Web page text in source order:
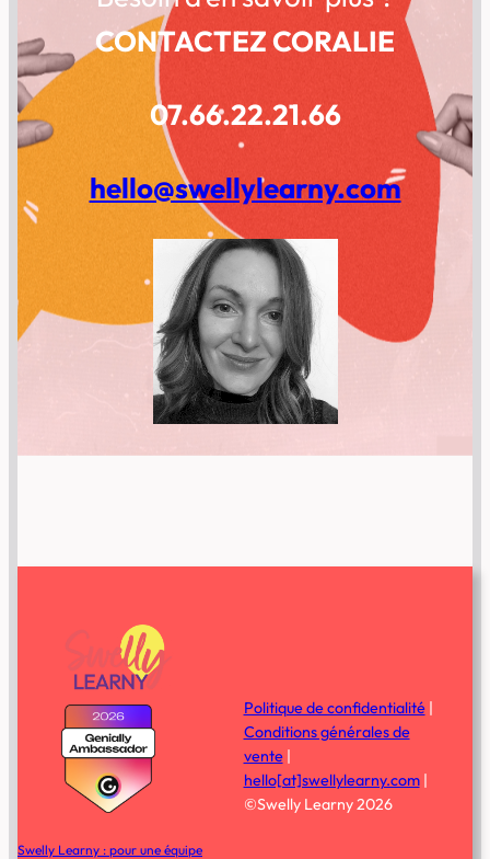
CONTACTEZ CORALIE
07.66.22.21.66
hello@swellylearny.com
Swelly Learny : pour une équipe
Politique de confidentialité|
Conditions générales de
vente|
hello[at]swellylearny.com|
©Swelly Learny 2026